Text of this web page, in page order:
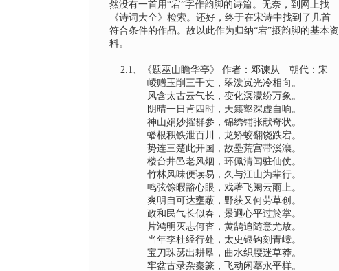
然没有一首用“宕”字作韵脚的诗篇。无奈，到网上找
《诗词大全》检索。还好，终于在宋诗中找到了几首
符合条件的作品。故以此作为归纳“宕”摄韵脚的基本资
料。
2.1
、《题巫山瞻华亭》 作者：邓谏从 朝代：宋
崚赠玉削三千丈，翠泼岚光冷相向。
风含太古云气长，变化溟濛纷万象。
阴晴一日肯四时，天籁壑深虚自响。
神山娟妙擢群参，锦绣铺张献奇状。
蟠根积铁泄百川，龙矫蛟翻饶跌宕。
势连三楚此开国，故壘荒宫带溪瀼。
楼台井邑老风烟，环佩清闻驻仙仗。
竹林风味便读易，久与江山为辈行。
鸣弦馀暇豁心眼，戏著飞阑云雨上。
爽明自可达壅蔽，野获又何劳草创。
政和民气长似春，景迥心平过於掌。
片鸿明灭志何杳，黄鹄追随意尤放。
当年李杜经行处，太史银钩刻青嶂。
宝刀珠瑟出耕垦，曲水织腰迷草莽。
牢盆古录杂秦篆，飞动闲摹永平样。